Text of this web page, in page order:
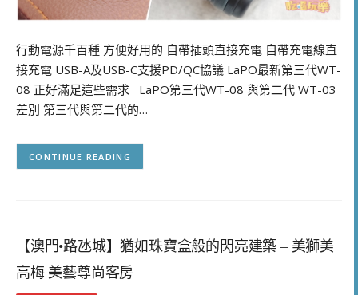
行動電源千百種 方便好用的 自帶插頭直接充電 自帶充電線直
接充電 USB-A及USB-C支援PD/QC協議 LaPO最新第三代WT-
08 正好滿足這些需求 LaPO第三代WT-08 與第二代 WT-03
差別 第三代與第二代的…
CONTINUE READING
【澳門•路氹城】猶如珠寶盒般的閃亮建築 – 美獅美
高梅 美藝尊尚客房